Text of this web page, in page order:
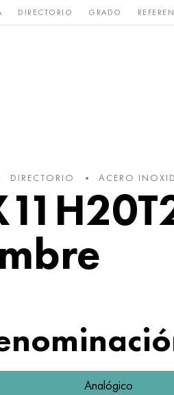
DIRECTORIO GRADO
acero
DIRECTORIO ACERO
Analógico